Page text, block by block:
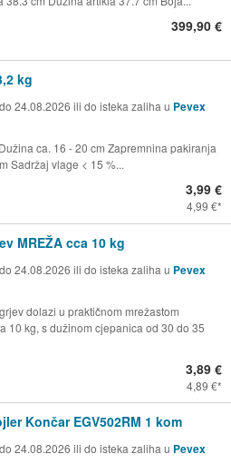
399,90 €
kg
24.08.2026 ili do isteka zaliha u Pevex
ca. 16 - 20 cm Zapremnina pakiranja
Sadržaj vlage < 15 %...
3,99 €
4,99 €
MREŽA cca 10 kg
24.08.2026 ili do isteka zaliha u Pevex
dolazi u praktičnom mrežastom
10 kg, s dužinom cjepanica od 30 do 35
3,89 €
4,89 €
Končar EGV502RM 1 kom
24.08.2026 ili do isteka zaliha u Pevex